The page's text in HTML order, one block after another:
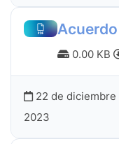
0.00 KB
22 de diciembre
2023